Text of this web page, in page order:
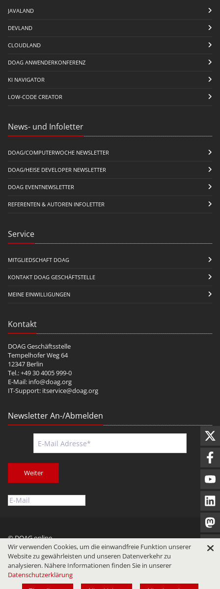
JAVALAND
DEVLAND
CLOUDLAND
DOAG ANWENDERKONFERENZ
KI NAVIGATOR
LOW-CODE CREATOR
News- und Infoletter
DOAG/COMPUTERWOCHE NEWSLETTER
DOAG/HEISE DEVELOPER NEWSLETTER
DOAG EVENTNEWSLETTER
REFERENTEN & AUTOREN INFOLETTER
Service
MITGLIEDSCHAFT DOAG
KONTAKT DOAG GESCHÄFTSTELLE
MEINE EINWILLIGUNGEN
Kontakt
DOAG Geschäftsstelle
Tempelhofer Weg 64
12347 Berlin
Tel.: +49 30 4005 999-0
E-Mail: info@doag.org
IT-Support: itservice@doag.org
Newsletter An-/Abmelden
Weiter
© DOAG online
Impressum
Datenschutz Nutzungsbedingungen
Wir verwenden Cookies, um die einwandfreie Funktion unserer
Website zu gewährleisten und unseren Datenverkehr zu
analysieren. Nähere Informationen finden Sie in unserer
Datenschutzerklärung